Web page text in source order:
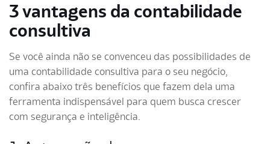
3 vantagens da contabilidade
consultiva
Se você ainda não se convenceu das possibilidades de
uma contabilidade consultiva para o seu negócio,
confira abaixo três benefícios que fazem dela uma
ferramenta indispensável para quem busca crescer
com segurança e inteligência.